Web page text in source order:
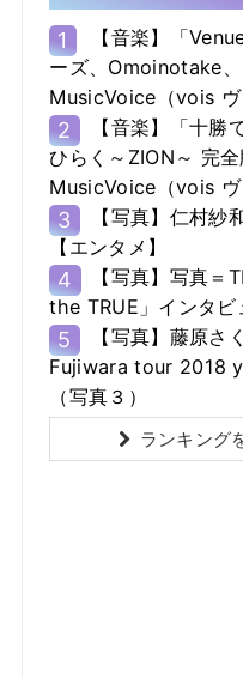
1
【音楽】「
ーズ、Omoinotake、
MusicVoice（vois ヴ
2
【音楽】「十勝
ひらく～ZION～ 完全
MusicVoice（vois ヴ
3
【写真】仁村紗
【エンタメ】
4
【写真】写真＝
the TRUE」インタビ
5
【写真】藤原さ
Fujiwara tour 2018
（写真３）
ランキング